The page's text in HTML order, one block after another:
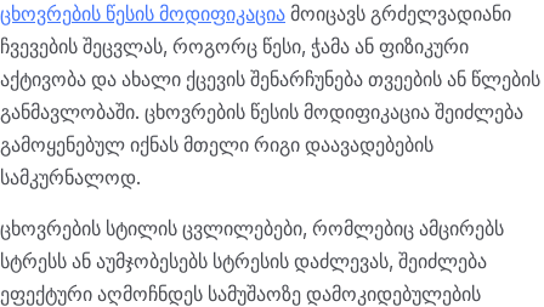
ცხოვრების წესის მოდიფიკაცია მოიცავს გრძელვადიანი
ჩვევების შეცვლას, როგორც წესი, ჭამა ან ფიზიკური
აქტივობა და ახალი ქცევის შენარჩუნება თვეების ან წლების
განმავლობაში. ცხოვრების წესის მოდიფიკაცია შეიძლება
გამოყენებულ იქნას მთელი რიგი დაავადებების
სამკურნალოდ.
ცხოვრების სტილის ცვლილებები, რომლებიც ამცირებს
სტრესს ან აუმჯობესებს სტრესის დაძლევას, შეიძლება
ეფექტური აღმოჩნდეს სამუშაოზე დამოკიდებულების